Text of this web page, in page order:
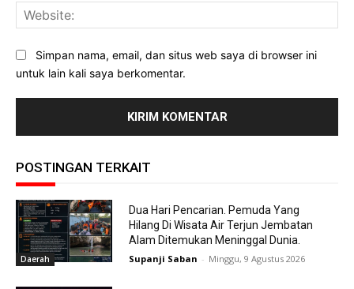
Simpan nama, email, dan situs web saya di browser ini
untuk lain kali saya berkomentar.
POSTINGAN TERKAIT
Daerah
Dua Hari Pencarian. Pemuda Yang
Hilang Di Wisata Air Terjun Jembatan
Alam Ditemukan Meninggal Dunia.
Supanji Saban - Minggu, 9 Agustus 2026